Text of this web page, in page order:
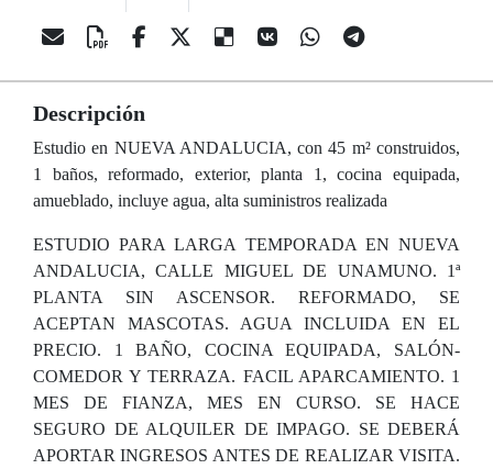
Descripción
Estudio en NUEVA ANDALUCIA, con 45 m² construidos,
1 baños, reformado, exterior, planta 1, cocina equipada,
amueblado, incluye agua, alta suministros realizada
ESTUDIO PARA LARGA TEMPORADA EN NUEVA
ANDALUCIA, CALLE MIGUEL DE UNAMUNO. 1ª
PLANTA SIN ASCENSOR. REFORMADO, SE
ACEPTAN MASCOTAS. AGUA INCLUIDA EN EL
PRECIO. 1 BAÑO, COCINA EQUIPADA, SALÓN-
COMEDOR Y TERRAZA. FACIL APARCAMIENTO. 1
MES DE FIANZA, MES EN CURSO. SE HACE
SEGURO DE ALQUILER DE IMPAGO. SE DEBERÁ
APORTAR INGRESOS ANTES DE REALIZAR VISITA.